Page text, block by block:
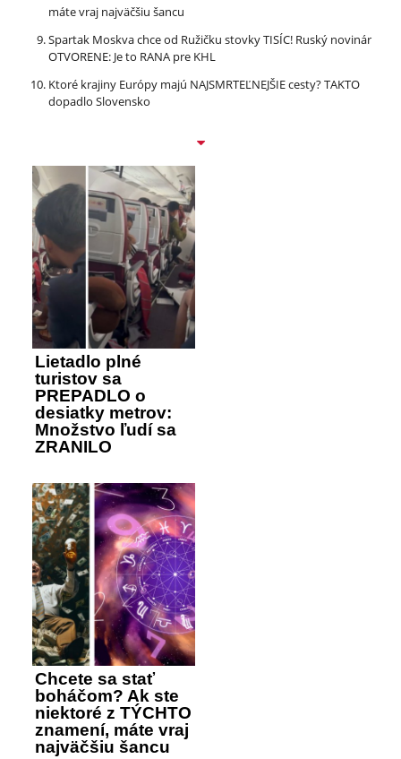
máte vraj najväčšiu šancu
Spartak Moskva chce od Ružičku stovky TISÍC! Ruský novinár
OTVORENE: Je to RANA pre KHL
Ktoré krajiny Európy majú NAJSMRTEĽNEJŠIE cesty? TAKTO
dopadlo Slovensko
Lietadlo plné
turistov sa
PREPADLO o
desiatky metrov:
Množstvo ľudí sa
ZRANILO
Chcete sa stať
boháčom? Ak ste
niektoré z TÝCHTO
znamení, máte vraj
najväčšiu šancu